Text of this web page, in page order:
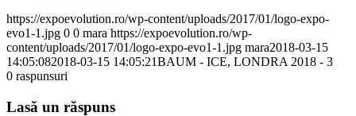
https://expoevolution.ro/wp-content/uploads/2017/01/logo-expo-
evo1-1.jpg 0 0 mara https://expoevolution.ro/wp-
content/uploads/2017/01/logo-expo-evo1-1.jpg mara2018-03-15
14:05:082018-03-15 14:05:21BAUM - ICE, LONDRA 2018 - 3
0 raspunsuri
Lasă un răspuns